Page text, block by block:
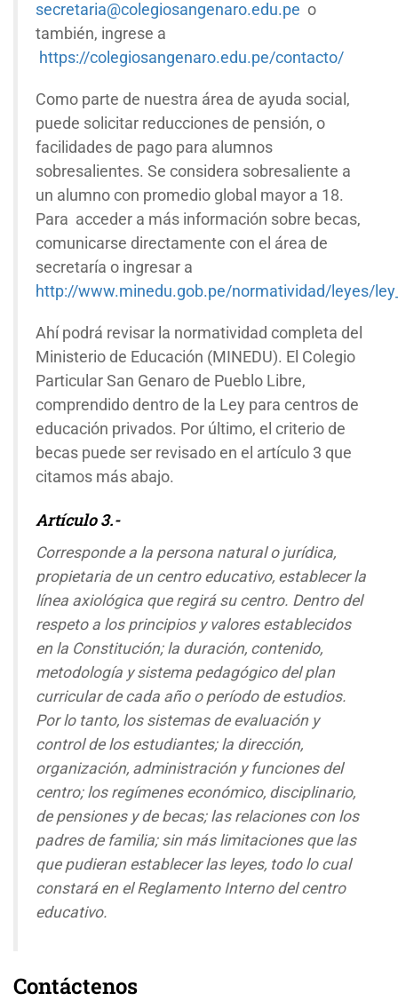
secretaria@colegiosangenaro.edu.pe o
también, ingrese a
https://colegiosangenaro.edu.pe/contacto/
Como parte de nuestra área de ayuda social,
puede solicitar reducciones de pensión, o
facilidades de pago para alumnos
sobresalientes. Se considera sobresaliente a
un alumno con promedio global mayor a 18.
Para acceder a más información sobre becas,
comunicarse directamente con el área de
secretaría o ingresar a
http://www.minedu.gob.pe/normatividad/leyes/
Ahí podrá revisar la normatividad completa del
Ministerio de Educación (MINEDU). El Colegio
Particular San Genaro de Pueblo Libre,
comprendido dentro de la Ley para centros de
educación privados. Por último, el criterio de
becas puede ser revisado en el artículo 3 que
citamos más abajo.
Artículo 3.-
Corresponde a la persona natural o jurídica,
propietaria de un centro educativo, establecer la
línea axiológica que regirá su centro. Dentro del
respeto a los principios y valores establecidos
en la Constitución; la duración, contenido,
metodología y sistema pedagógico del plan
curricular de cada año o período de estudios.
Por lo tanto, los sistemas de evaluación y
control de los estudiantes; la dirección,
organización, administración y funciones del
centro; los regímenes económico, disciplinario,
de pensiones y de becas; las relaciones con los
padres de familia; sin más limitaciones que las
que pudieran establecer las leyes, todo lo cual
constará en el Reglamento Interno del centro
educativo.
Contáctenos